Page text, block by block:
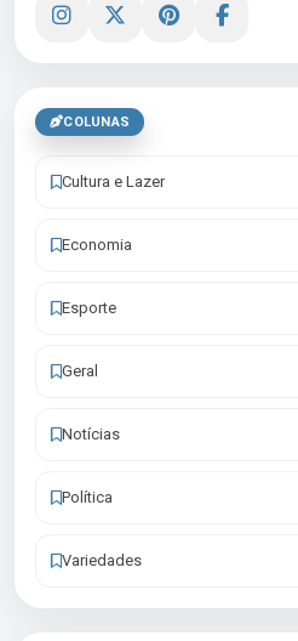
COLUNAS
Cultura e Lazer
Economia
Esporte
Geral
Notícias
Política
Variedades